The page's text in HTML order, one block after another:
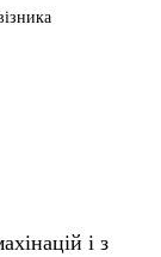
і з